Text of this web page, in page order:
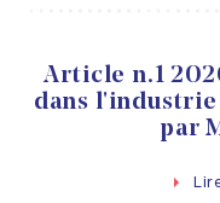
Article n.1
dans
par